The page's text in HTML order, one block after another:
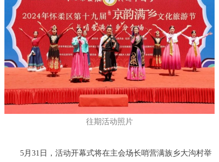
往期活动照片
5月31日，活动开幕式将在主会场长哨营满族乡大沟村举